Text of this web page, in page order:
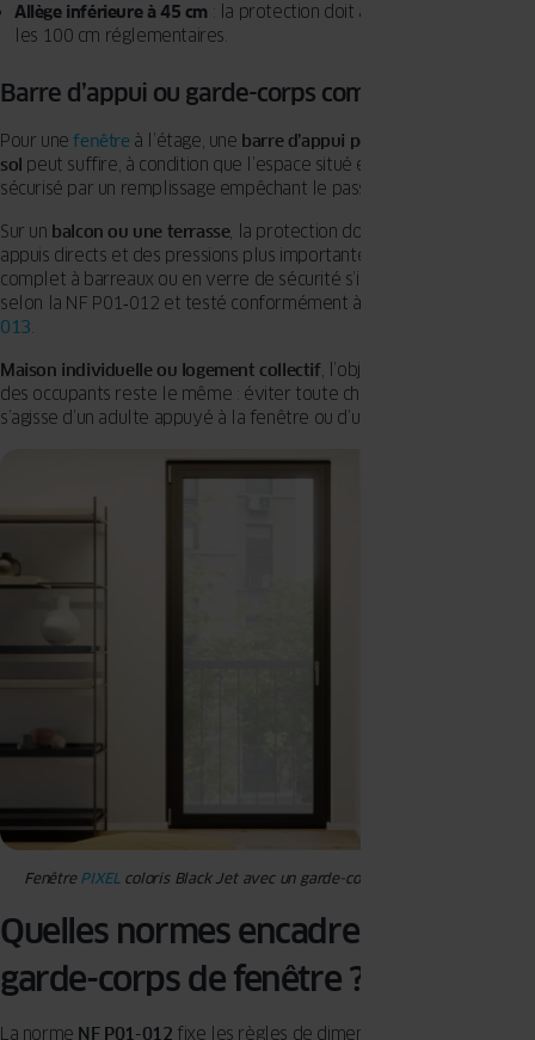
Allège inférieure à 45 cm : la protection doit assurer à elle seule
les 100 cm réglementaires.
Barre d’appui ou garde-corps complet ?
Pour unefenêtreà l’étage, une barre d’appui positionnée à 1 m du
sol peut suffire, à condition que l’espace situé en dessous soit
sécurisé par un remplissage empêchant le passage ou l’escalade.
Sur un balcon ou une terrasse, la protection doit supporter des
appuis directs et des pressions plus importantes. Un garde‑corps
complet à barreaux ou en verre de sécurité s’impose, dimensionné
selon la NF P01‑012 et testé conformément à la norme
013.
Maison individuelle ou logement collectif, l’objectif de la sécurité
des occupants reste le même : éviter toute chute accidentelle, qu’il
s’agisse d’un adulte appuyé à la fenêtre ou d’un enfant.
Fenêtre PIXELcoloris Black Jet avec un garde-corps à barreaux assorti
Quelles normes encadrent les
garde-corps de fenêtre ?
La norme NF P01-012 fixe les règles de dimensions. Elle encadre la